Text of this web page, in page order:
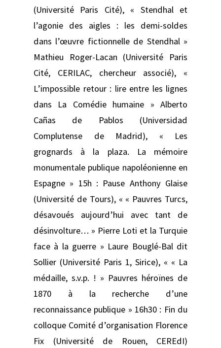
(Université Paris Cité), « Stendhal et
l’agonie des aigles : les demi-soldes
dans l’œuvre fictionnelle de Stendhal »
Mathieu Roger-Lacan (Université Paris
Cité, CERILAC, chercheur associé), «
L’impossible retour : lire entre les lignes
dans La Comédie humaine » Alberto
Cañas de Pablos (Universidad
Complutense de Madrid), « Les
grognards à la plaza. La mémoire
monumentale publique napoléonienne en
Espagne » 15h : Pause Anthony Glaise
(Université de Tours), « « Pauvres Turcs,
désavoués aujourd’hui avec tant de
désinvolture… » Pierre Loti et la Turquie
face à la guerre » Laure Bouglé-Bal dit
Sollier (Université Paris 1, Sirice), « « La
médaille, s.v.p. ! » Pauvres héroïnes de
1870 à la recherche d’une
reconnaissance publique » 16h30 : Fin du
colloque Comité d’organisation Florence
Fix (Université de Rouen, CEREdI)